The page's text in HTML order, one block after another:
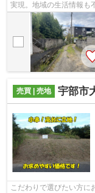
実現。地域の生活情報も
市エリアの地元密着の不
売買 | 売地 宇部市
こだわりで選びたい方に